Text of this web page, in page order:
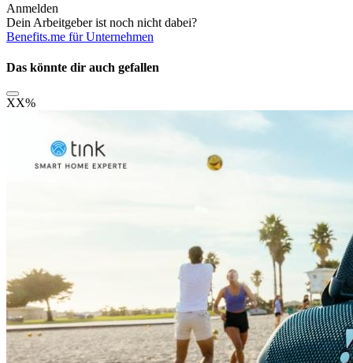
Anmelden
Dein Arbeitgeber ist noch nicht dabei?
Benefits.me für Unternehmen
Das könnte dir auch gefallen
XX%